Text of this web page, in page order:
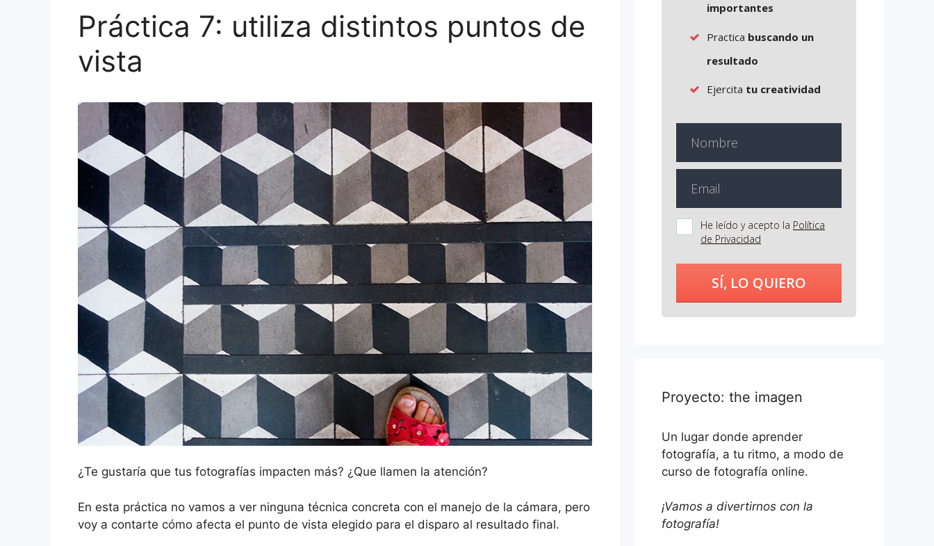
Práctica 7: utiliza distintos puntos de
vista
¿Te gustaría que tus fotografías impacten más? ¿Que llamen la atención?
En esta práctica no vamos a ver ninguna técnica concreta con el manejo de la cámara, pero
voy a contarte cómo afecta el punto de vista elegido para el disparo al resultado final.
importantes
Practica buscando un
resultado
Ejercita tu creatividad
He leído y acepto la Política
de Privacidad
SÍ, LO QUIERO
Proyecto: the imagen
Un lugar donde aprender
fotografía, a tu ritmo, a modo de
curso de fotografía online.
¡Vamos a divertirnos con la
fotografía!